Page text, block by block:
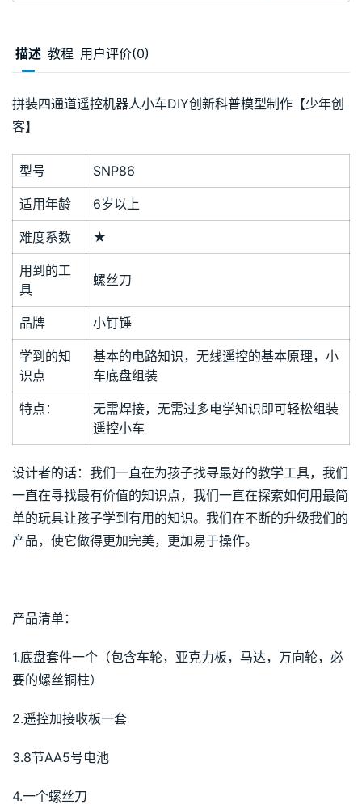
描述 教程 用户评价(0)
拼装四通道遥控机器人小车DIY创新科普模型制作【少年创
客】
型号 SNP86
适用年龄 6岁以上
难度系数 ★
用到的工
具
螺丝刀
品牌 小钉锤
学到的知
识点
基本的电路知识，无线遥控的基本原理，小
车底盘组装
特点：
无需焊接，无需过多电学知识即可轻松组装
遥控小车
设计者的话：我们一直在为孩子找寻最好的教学工具，我们
一直在寻找最有价值的知识点，我们一直在探索如何用最简
单的玩具让孩子学到有用的知识。我们在不断的升级我们的
产品，使它做得更加完美，更加易于操作。
产品清单：
1.底盘套件一个（包含车轮，亚克力板，马达，万向轮，必
要的螺丝铜柱）
2.遥控加接收板一套
3.8节AA5号电池
4.一个螺丝刀